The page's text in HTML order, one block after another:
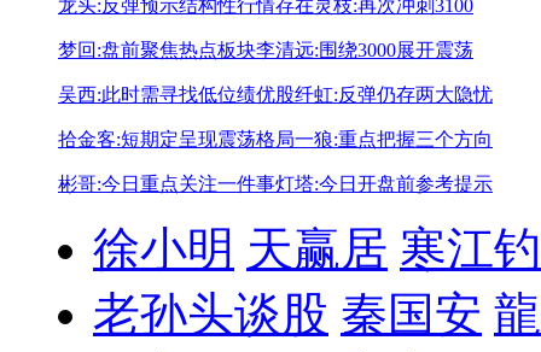
龙头:反弹预示结构性行情存在灵枝:再次冲刺3100
梦回:盘前聚焦热点板块李清远:围绕3000展开震荡
吴西:此时需寻找低位绩优股纤虹:反弹仍存两大隐忧
拾金客:短期定呈现震荡格局一狼:重点把握三个方向
彬哥:今日重点关注一件事灯塔:今日开盘前参考提示
徐小明 天赢居 寒江
老孙头谈股 秦国安